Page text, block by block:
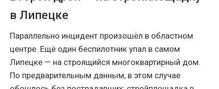
в Липецке
Параллельно инцидент произошёл в областном
центре. Ещё один беспилотник упал в самом
Липецке — на строящийся многоквартирный дом.
По предварительным данным, в этом случае